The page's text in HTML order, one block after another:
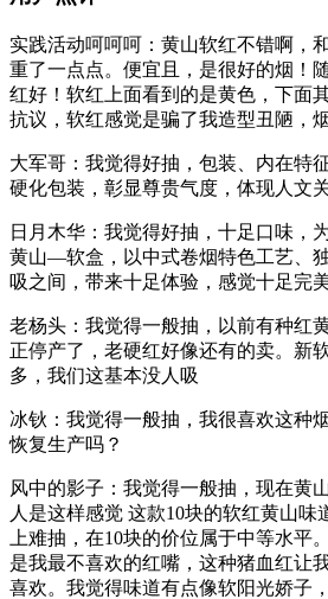
实践活动呵呵呵：黄山软红不错啊，
重了一点点。便宜且，是很好的烟！
红好！软红上面看到的是黄色，下面
抗议，软红感觉是骗了我造型丑陋，
大军哥：我觉得好抽，包装、内在特
硬化包装，彰显尊贵气度，体现人文
日月木华：我觉得好抽，十足口味，
黄山—软盒，以中式卷烟特色工艺、
吸之间，带来十足体验，感觉十足完美
老杨头：我觉得一般抽，以前有种红
正停产了，老硬红好像还有的卖。新
多，我们这基本没人吸
冰钬：我觉得一般抽，我很喜欢这种
恢复生产吗？
风中的影子：我觉得一般抽，现在黄
人是这样感觉 这款10块的软红黄山味
上难抽，在10块的价位属于中等水平
是我最不喜欢的红嘴，这种猪血红让
喜欢。我觉得味道有点像软阳光娇子